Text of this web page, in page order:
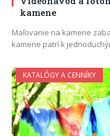
kamene
Maľovanie na kamene
kamene patrí k
KATALÓGY A CENNÍKY